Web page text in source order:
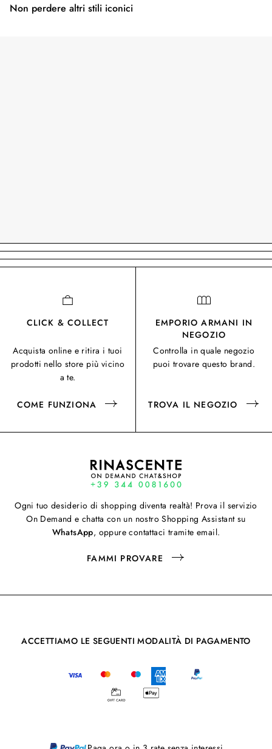
Non perdere altri stili iconici
CLICK & COLLECT
Acquista online e ritira i tuoi
prodotti nello store più vicino
a te.
COME FUNZIONA
EMPORIO ARMANI IN
NEGOZIO
Controlla in quale negozio
puoi trovare questo brand.
TROVA IL NEGOZIO
Ogni tuo desiderio di shopping diventa realtà! Prova il servizio
On Demand e chatta con un nostro Shopping Assistant su
WhatsApp, oppure contattaci tramite email.
FAMMI PROVARE
ACCETTIAMO LE SEGUENTI MODALITÀ DI PAGAMENTO